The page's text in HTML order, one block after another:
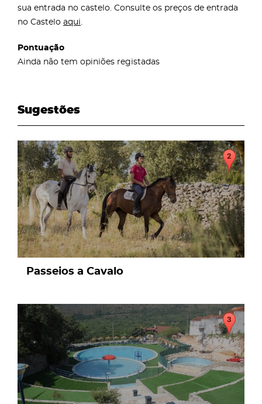
sua entrada no castelo. Consulte os preços de entrada
no Castelo aqui.
Pontuação
Ainda não tem opiniões registadas
Sugestões
page
Passeios a Cavalo
page